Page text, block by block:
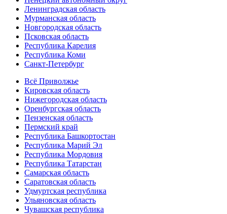
Ленинградская область
Мурманская область
Новгородская область
Псковская область
Республика Карелия
Республика Коми
Санкт-Петербург
Всё Приволжье
Кировская область
Нижегородская область
Оренбургская область
Пензенская область
Пермский край
Республика Башкортостан
Республика Марий Эл
Республика Мордовия
Республика Татарстан
Самарская область
Саратовская область
Удмуртская республика
Ульяновская область
Чувашская республика